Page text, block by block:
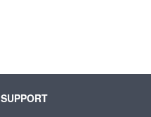
SUPPORT